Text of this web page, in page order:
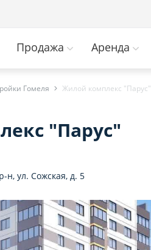
Продажа Аренда
Гомеля Жилой комплекс "Парус"
"Парус"
н, ул. Сожская, д. 5